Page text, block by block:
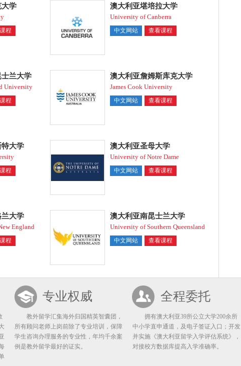
大学
程
澳大利亚堪培拉大学
University of Canberra
中文网站 查看课程
兰大学
University
程
澳大利亚詹姆斯库克大学
James Cook University
中文网站 查看课程
大学
程
澳大利亚圣母大学
University of Notre Dame
中文网站 查看课程
大学
England
程
澳大利亚南昆士兰大学
University of Southern Queensland
中文网站 查看课程
专业权威
教外留学汇集海外归国精英智囊团，
所有顾问老师上岗前除了专业培训，保障
学生咨询办理服务的专业性，年均千余案
例是教外留学最好的证实。
全程委托
拥有澳大利亚39所公立大学200余所
中小学直申通道，及电子签证入口；开发
并实施《澳大利亚留学入学评估系统》，
对接校方数据库提高入学准确率。